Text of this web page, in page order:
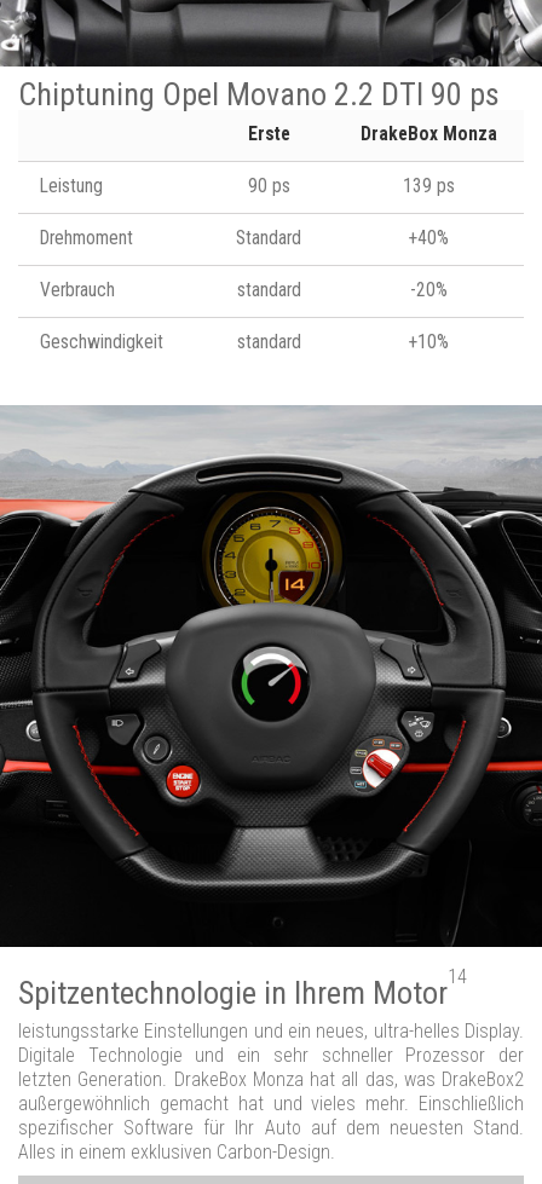
Chiptuning Opel Movano 2.2 DTI 90 ps
Erste DrakeBox Monza
Leistung 90 ps 139 ps
Drehmoment Standard +40%
Verbrauch standard -20%
Geschwindigkeit standard +10%
Spitzentechnologie in Ihrem Motor14
leistungsstarke Einstellungen und ein neues, ultra-helles Display.
Digitale Technologie und ein sehr schneller Prozessor der
letzten Generation. DrakeBox Monza hat all das, was DrakeBox2
außergewöhnlich gemacht hat und vieles mehr. Einschließlich
spezifischer Software für Ihr Auto auf dem neuesten Stand.
Alles in einem exklusiven Carbon-Design.